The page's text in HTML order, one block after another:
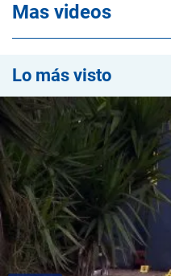
Mas videos
Lo más visto